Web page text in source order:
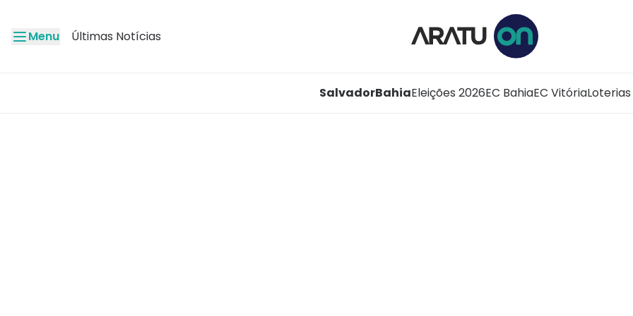
Menu Últimas Notícias
SalvadorBahiaEleições 2026EC BahiaEC VitóriaLoterias